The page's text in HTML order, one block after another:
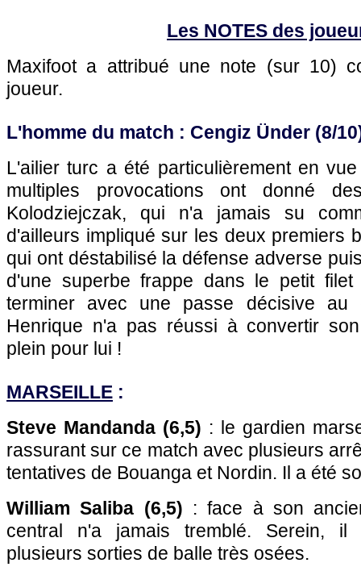
Les NOTES des
Maxifoot a attribué une note (sur 10)
joueur.
L'homme du match : Cengiz Ünder (8/
L'ailier turc a été particulièrement en
multiples provocations ont donné
Kolodziejczak, qui n'a jamais su
d'ailleurs impliqué sur les deux premiers
qui ont déstabilisé la défense adverse
d'une superbe frappe dans le petit
terminer avec une passe décisive au
Henrique n'a pas réussi à convertir
plein pour lui !
MARSEILLE :
Steve Mandanda (6,5) : le gardien
rassurant sur ce match avec plusieurs
tentatives de Bouanga et Nordin. Il a été
William Saliba (6,5) : face à son
central n'a jamais tremblé. Serein, il
plusieurs sorties de balle très osées.